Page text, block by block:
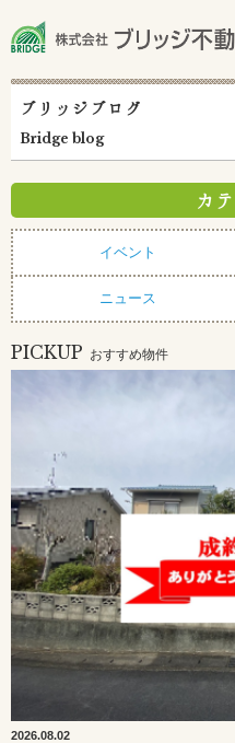
ブリッジブログ
Bridge blog
カ
イベント
ニュース
PICKUP おすすめ物件
2026.08.02